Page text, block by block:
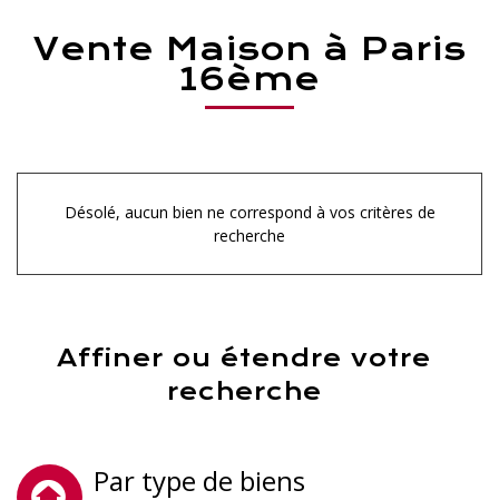
Vente Maison à Paris
16ème
Désolé, aucun bien ne correspond à vos critères de
recherche
Affiner ou étendre votre
recherche
Par type de biens